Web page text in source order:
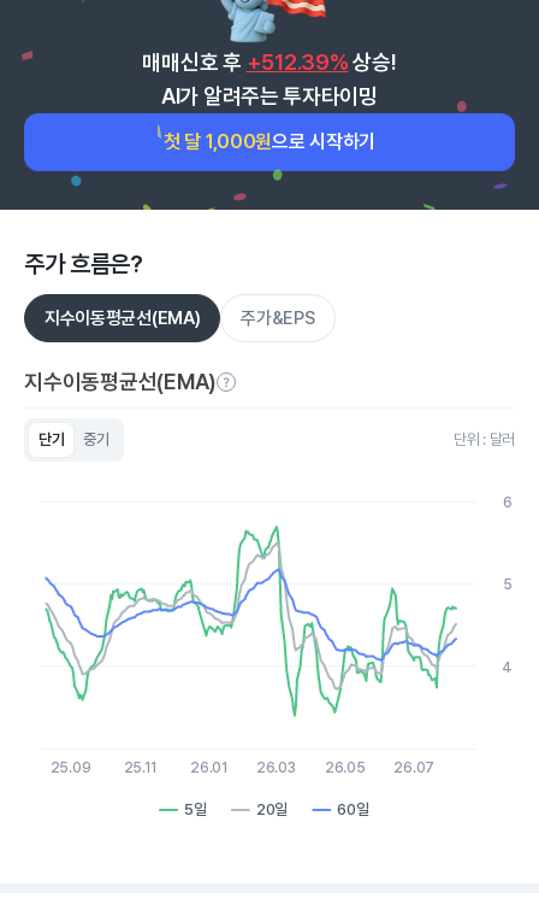
매매신호 후 +512.39% 상승!
AI가 알려주는 투자타이밍
첫 달 1,000원으로 시작하기
주가 흐름은?
지수이동평균선(EMA) 주가&EPS
지수이동평균선(EMA)
단기 중기 단위 : 달러
View as data table, Chart
The chart has 1 X axis displaying Time. Data ranges from
The chart has 1 Y axis displaying values. Data ranges from
5일 20일 60일
25.09 25.11 26.01 26.03 26.05 26.07
4
5
6